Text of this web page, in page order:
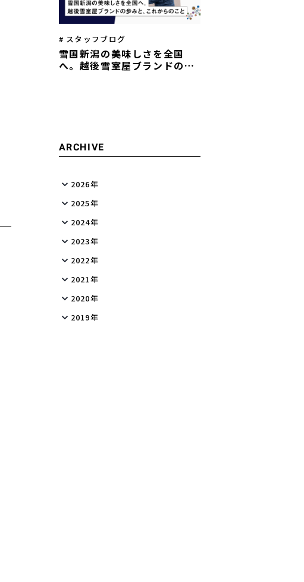
# スタッフブログ
雪国新潟の美味しさを全国
へ。越後雪室屋ブランドの歩
ARCHIVE
2026年
2025年
2024年
2023年
2022年
2021年
2020年
2019年